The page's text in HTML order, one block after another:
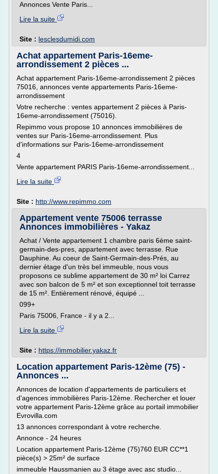
Annonces Vente Paris...
Lire la suite
Site : lesclesdumidi.com
Achat appartement Paris-16eme-
arrondissement 2 pièces ...
Achat appartement Paris-16eme-arrondissement 2 pièces
75016, annonces vente appartements Paris-16eme-
arrondissement
Votre recherche : ventes appartement 2 pièces à Paris-
16eme-arrondissement (75016).
Repimmo vous propose 10 annonces immobilières de
ventes sur Paris-16eme-arrondissement. Plus
d'informations sur Paris-16eme-arrondissement
4
Vente appartement PARIS Paris-16eme-arrondissement...
Lire la suite
Site : http://www.repimmo.com
Appartement vente 75006 terrasse
Annonces immobilières - Yakaz
Achat / Vente appartement 1 chambre paris 6ème saint-
germain-des-pres, appartement avec terrasse. Rue
Dauphine. Au coeur de Saint-Germain-des-Prés, au
dernier étage d'un très bel immeuble, nous vous
proposons ce sublime appartement de 30 m² loi Carrez
avec son balcon de 5 m² et son exceptionnel toit terrasse
de 15 m². Entièrement rénové, équipé ...
099+
Paris 75006, France - il y a 2...
Lire la suite
Site : https://immobilier.yakaz.fr
Location appartement Paris-12ème (75) -
Annonces ...
Annonces de location d'appartements de particuliers et
d'agences immobilières Paris-12ème. Rechercher et louer
votre appartement Paris-12ème grâce au portail immobilier
Evrovilla.com
13 annonces correspondant à votre recherche.
Annonce - 24 heures
Location appartement Paris-12ème (75)760 EUR CC**1
pièce(s) > 25m² de surface
immeuble Haussmanien au 3 étage avec asc studio...